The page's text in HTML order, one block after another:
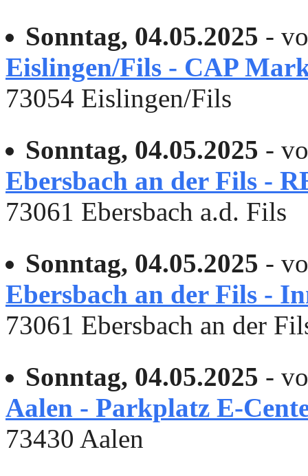
Sonntag, 04.05.2025 -
Eislingen/Fils - CAP
73054 Eislingen/Fils
Sonntag, 04.05.2025 -
Ebersbach an der Fils -
73061 Ebersbach a.d. Fils
Sonntag, 04.05.2025 -
Ebersbach an der Fils -
73061 Ebersbach an der
Sonntag, 04.05.2025 -
Aalen - Parkplatz E-
73430 Aalen